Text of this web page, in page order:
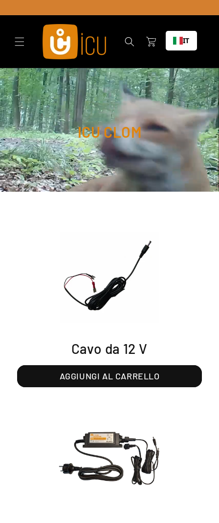
contenuto
Carrello IT
ICU CLOM
Cavo da 12 V
AGGIUNGI AL CARRELLO